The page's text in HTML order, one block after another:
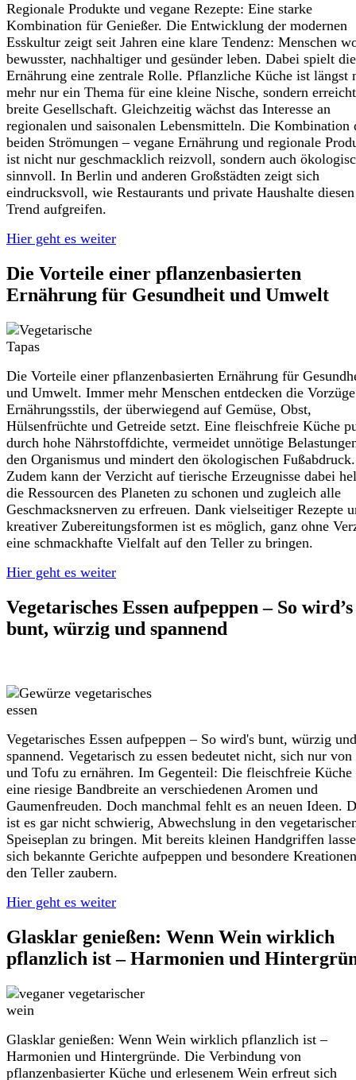
Regionale Produkte und vegane Rezepte: Eine starke
Kombination für Genießer. Die Entwicklung der modernen
Esskultur zeigt seit Jahren eine klare Tendenz: Menschen
bewusster, nachhaltiger und gesünder leben. Dabei spielt die
Ernährung eine zentrale Rolle. Pflanzliche Küche ist längst
mehr nur ein Thema für eine kleine Nische, sondern
breite Gesellschaft. Gleichzeitig wächst das Interesse an
regionalen und saisonalen Lebensmitteln. Die Kombination
beiden Strömungen – vegane Ernährung und regionale
ist nicht nur geschmacklich reizvoll, sondern auch
sinnvoll. In Berlin und anderen Großstädten zeigt sich
eindrucksvoll, wie Restaurants und private Haushalte diesen
Trend aufgreifen.
Hier geht es weiter
Die Vorteile einer pflanzenbasierten
Ernährung für Gesundheit und Umwelt
Die Vorteile einer pflanzenbasierten Ernährung für
und Umwelt. Immer mehr Menschen entdecken die
Ernährungsstils, der überwiegend auf Gemüse, Obst,
Hülsenfrüchte und Getreide setzt. Eine fleischfreie Küche
durch hohe Nährstoffdichte, vermeidet unnötige
den Organismus und mindert den ökologischen Fußabdruck.
Zudem kann der Verzicht auf tierische Erzeugnisse dabei
die Ressourcen des Planeten zu schonen und zugleich alle
Geschmacksnerven zu erfreuen. Dank vielseitiger Rezepte
kreativer Zubereitungsformen ist es möglich, ganz ohne
eine schmackhafte Vielfalt auf den Teller zu bringen.
Hier geht es weiter
Vegetarisches Essen aufpeppen – So wird’s
bunt, würzig und spannend
Vegetarisches Essen aufpeppen – So wird's bunt, würzig und
spannend. Vegetarisch zu essen bedeutet nicht, sich nur von
und Tofu zu ernähren. Im Gegenteil: Die fleischfreie Küche
eine riesige Bandbreite an verschiedenen Aromen und
Gaumenfreuden. Doch manchmal fehlt es an neuen Ideen.
ist es gar nicht schwierig, Abwechslung in den
Speiseplan zu bringen. Mit bereits kleinen Handgriffen
sich bekannte Gerichte aufpeppen und besondere
den Teller zaubern.
Hier geht es weiter
Glasklar genießen: Wenn Wein wirklich
pflanzlich ist – Harmonien und
Glasklar genießen: Wenn Wein wirklich pflanzlich ist –
Harmonien und Hintergründe. Die Verbindung von
pflanzenbasierter Küche und erlesenem Wein erfreut sich